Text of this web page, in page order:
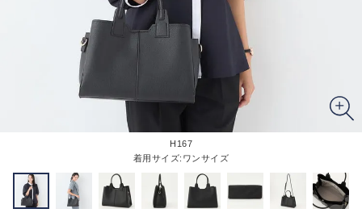
H167
着用サイズ:ワンサイズ